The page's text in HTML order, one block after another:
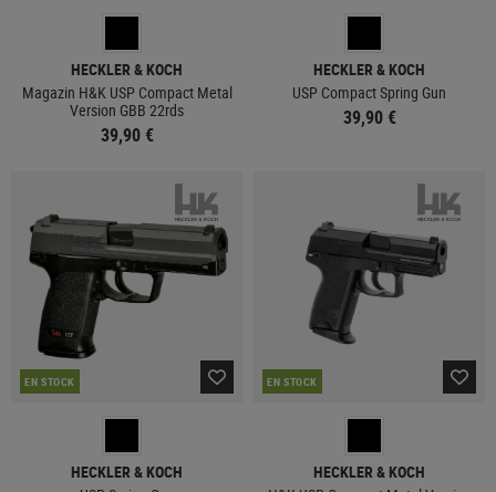
HECKLER & KOCH
Magazin H&K USP Compact Metal
Version GBB 22rds
39,90 €
HECKLER & KOCH
USP Compact Spring Gun
39,90 €
EN STOCK
HECKLER & KOCH
EN STOCK
HECKLER & KOCH